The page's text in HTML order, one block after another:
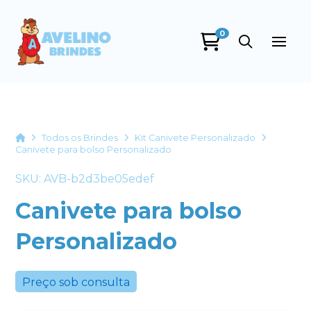
0
HomeTodos os Brindes
Kit Canivete Personalizado
Canivete para bolso Personalizado
SKU: AVB-b2d3be05edef
Canivete para bolso
Personalizado
Preço sob consulta
+55